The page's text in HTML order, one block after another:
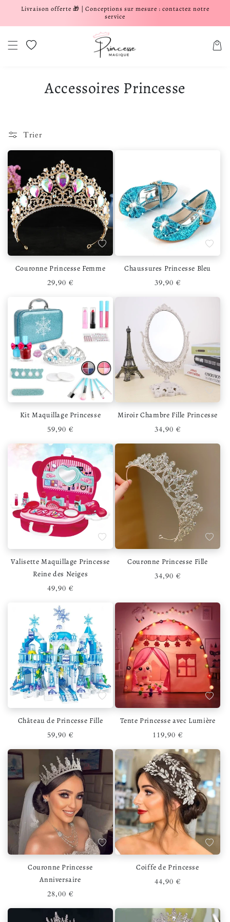
et passer au contenu
Livraison offerte 🎁 | Conceptions sur mesure : contactez notre
service
Liste de souhaits Panier
Accessoires Princesse
Trier
Ajouter à la liste de souhaits
Couronne Princesse Femme
Prix habituel
29,90 €
Ajouter
Chaussures Princesse Bleu
Prix habituel
39,90 €
Ajouter à la liste de souhaits
Kit Maquillage Princesse
Prix habituel
59,90 €
Miroir Chambre Fille Princesse
Prix habituel
34,90 €
Ajouter à la liste de souhaits
Valisette Maquillage Princesse
Reine des Neiges
Prix habituel
49,90 €
Ajouter
Couronne Princesse Fille
Prix habituel
34,90 €
Ajouter à la liste de souhaits
Château de Princesse Fille
Prix habituel
59,90 €
Ajouter
Tente Princesse avec Lumière
Prix habituel
119,90 €
Ajouter à la liste de souhaits
Couronne Princesse
Anniversaire
Prix habituel
28,00 €
Ajouter
Coiffe de Princesse
Prix habituel
44,90 €